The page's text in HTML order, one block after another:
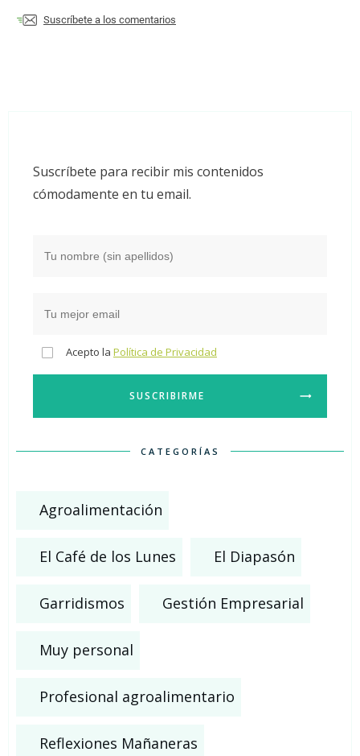
Suscríbete a los comentarios
Suscríbete para recibir mis contenidos
cómodamente en tu email.
Acepto la Política de Privacidad
SUSCRIBIRME
CATEGORÍAS
Agroalimentación
El Café de los Lunes El Diapasón
Garridismos Gestión Empresarial
Muy personal
Profesional agroalimentario
Reflexiones Mañaneras